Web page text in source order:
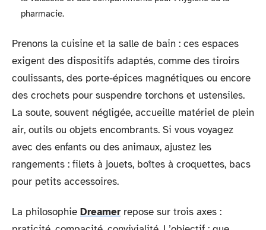
pharmacie.
Prenons la cuisine et la salle de bain : ces espaces
exigent des dispositifs adaptés, comme des tiroirs
coulissants, des porte-épices magnétiques ou encore
des crochets pour suspendre torchons et ustensiles.
La soute, souvent négligée, accueille matériel de plein
air, outils ou objets encombrants. Si vous voyagez
avec des enfants ou des animaux, ajustez les
rangements : filets à jouets, boîtes à croquettes, bacs
pour petits accessoires.
La philosophie Dreamer repose sur trois axes :